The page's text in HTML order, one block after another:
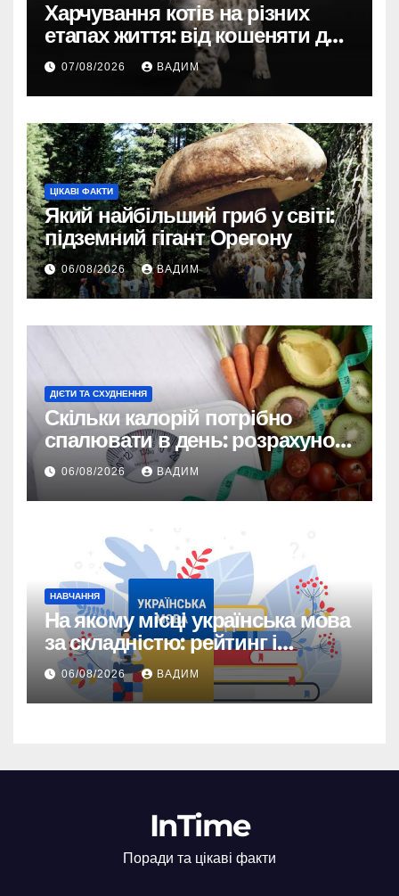
Харчування котів на різних
етапах життя: від кошеняти до
літнього улюбленця
07/08/2026 ВАДИМ
ЦІКАВІ ФАКТИ
Який найбільший гриб у світі:
підземний гігант Орегону
06/08/2026 ВАДИМ
ДІЄТИ ТА СХУДНЕННЯ
Скільки калорій потрібно
спалювати в день: розрахунок
TDEE і безпечні норми
06/08/2026 ВАДИМ
НАВЧАННЯ
На якому місці українська мова
за складністю: рейтинг і
реальність
06/08/2026 ВАДИМ
InTime
Поради та цікаві факти